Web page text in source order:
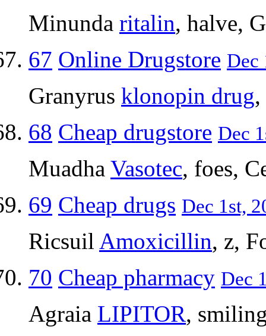
Minunda ritalin, halve,
67 Online Drugstore Dec
Granyrus klonopin drug
68 Cheap drugstore Dec
Muadha Vasotec, foes,
69 Cheap drugs Dec 1st,
Ricsuil Amoxicillin, z,
70 Cheap pharmacy Dec
Agraia LIPITOR,